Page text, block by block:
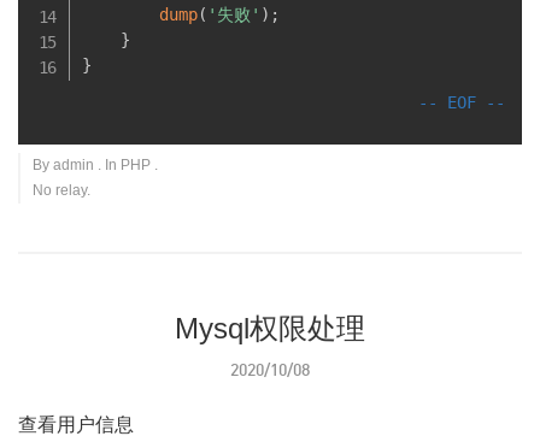
dump( '失败' ) ;
}
}
By admin . In PHP .
No relay.
Mysql权限处理
2020/10/08
查看用户信息